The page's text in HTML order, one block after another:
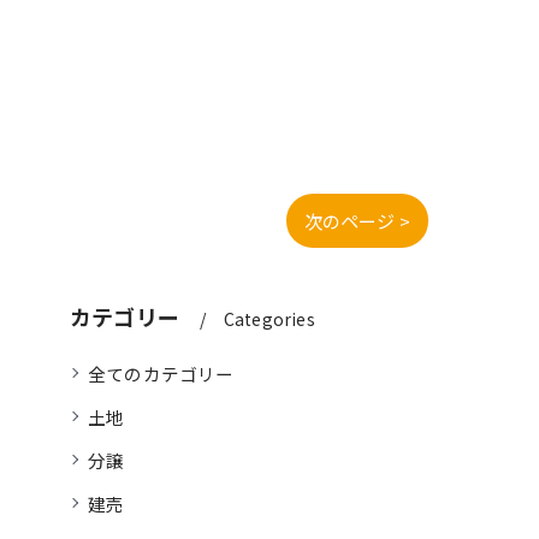
次のページ >
カテゴリー Categories
全てのカテゴリー
土地
分譲
建売